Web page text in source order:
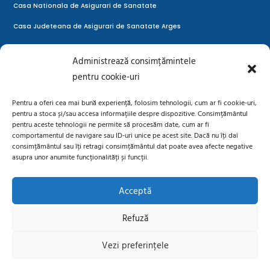
Administrează consimțămintele
pentru cookie-uri
Pentru a oferi cea mai bună experiență, folosim tehnologii, cum ar fi cookie-uri,
pentru a stoca și/sau accesa informațiile despre dispozitive. Consimțământul
pentru aceste tehnologii ne permite să procesăm date, cum ar fi
comportamentul de navigare sau ID-uri unice pe acest site. Dacă nu îți dai
consimțământul sau îți retragi consimțământul dat poate avea afecte negative
asupra unor anumite funcționalități și funcții.
Acceptă
Refuză
Vezi preferințele
Casa Nationala de Asigurari de Sanatate
Casa Judeteana de Asigurari de Sanatate Arges
Casa Judeteana de Pensii Arges
Caracter Personal
Prelucrarea datelor cu caracter personal
Situații de urgență – fiipregatit.ro